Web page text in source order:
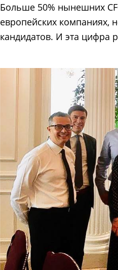
Больше 50% нынешних
европейских компаниях,
кандидатов. И эта цифра